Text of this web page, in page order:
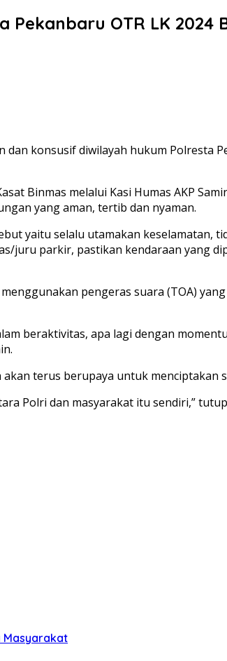
OTR LK
dan konsusif diwilayah hukum Polresta
Binmas melalui Kasi Humas AKP
yang aman, tertib dan nyaman.
yaitu selalu utamakan
juru parkir, pastikan kendaraan yang
pengeras suara (TOA)
beraktivitas, apa lagi dengan
terus berupaya untuk menciptakan
Polri dan masyarakat itu sendiri,” tutup
Masyarakat